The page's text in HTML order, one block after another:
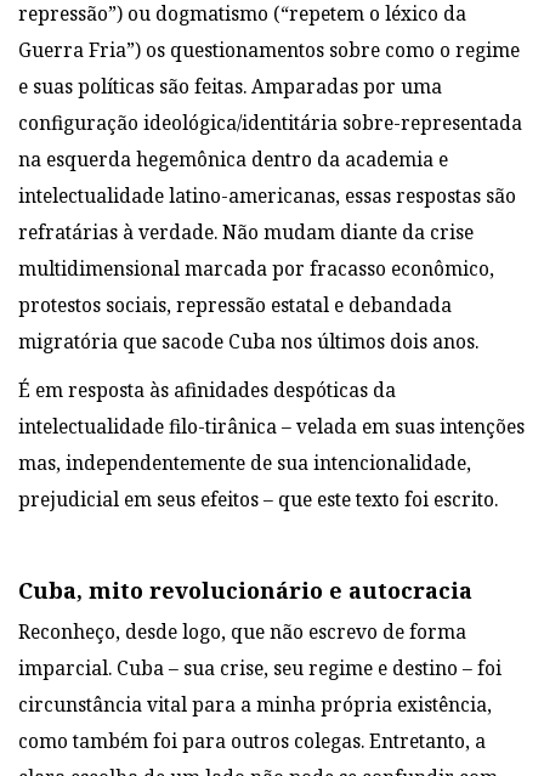
repressão”) ou dogmatismo (“repetem o léxico da
Guerra Fria”) os questionamentos sobre como o regime
e suas políticas são feitas. Amparadas por uma
configuração ideológica/identitária sobre-representada
na esquerda hegemônica dentro da academia e
intelectualidade latino-americanas, essas respostas são
refratárias à verdade. Não mudam diante da crise
multidimensional marcada por fracasso econômico,
protestos sociais, repressão estatal e debandada
migratória que sacode Cuba nos últimos dois anos.
É em resposta às afinidades despóticas da
intelectualidade filo-tirânica – velada em suas intenções
mas, independentemente de sua intencionalidade,
prejudicial em seus efeitos – que este texto foi escrito.
Cuba, mito revolucionário e autocracia
Reconheço, desde logo, que não escrevo de forma
imparcial. Cuba – sua crise, seu regime e destino – foi
circunstância vital para a minha própria existência,
como também foi para outros colegas. Entretanto, a